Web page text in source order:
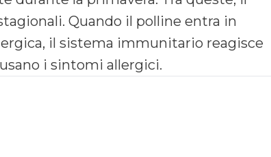
Quando il polline entra in
il sistema immunitario reagisce
i sintomi allergici.